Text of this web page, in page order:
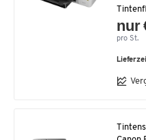
nur
pro St.